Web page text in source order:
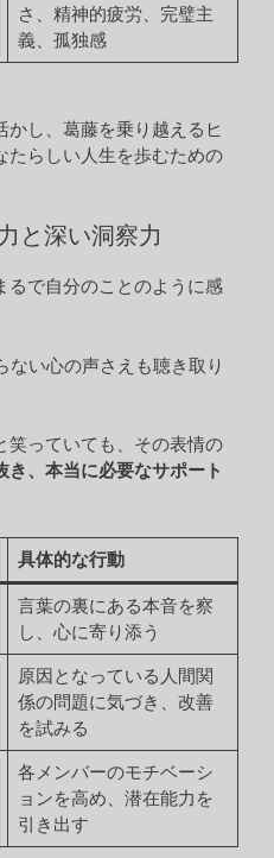
さ、精神的疲労、完璧主
義、孤独感
かし、葛藤を乗り越えるヒ
たらしい人生を歩むための
と深い洞察力
るで自分のことのように感
ない心の声さえも聴き取り
笑っていても、その表情の
き、本当に必要なサポート
具体的な行動
言葉の裏にある本音を察
し、心に寄り添う
原因となっている人間関
係の問題に気づき、改善
を試みる
各メンバーのモチベーシ
ョンを高め、潜在能力を
引き出す